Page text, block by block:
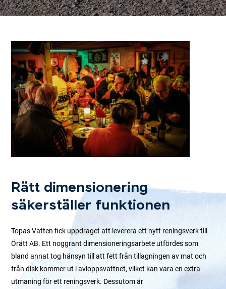
Rätt dimensionering
säkerställer funktionen
Topas Vatten fick uppdraget att leverera ett nytt reningsverk till
Örätt AB. Ett noggrant dimensioneringsarbete utfördes som
bland annat tog hänsyn till att fett från tillagningen av mat och
från disk kommer ut i avloppsvattnet, vilket kan vara en extra
utmaning för ett reningsverk. Dessutom är